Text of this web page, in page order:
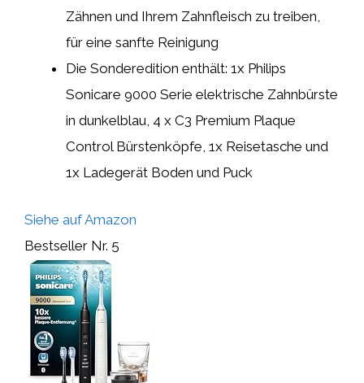
Zähnen und Ihrem Zahnfleisch zu treiben,
für eine sanfte Reinigung
Die Sonderedition enthält: 1x Philips
Sonicare 9000 Serie elektrische Zahnbürste
in dunkelblau, 4 x C3 Premium Plaque
Control Bürstenköpfe, 1x Reisetasche und
1x Ladegerät Boden und Puck
Siehe auf Amazon
Bestseller Nr. 5